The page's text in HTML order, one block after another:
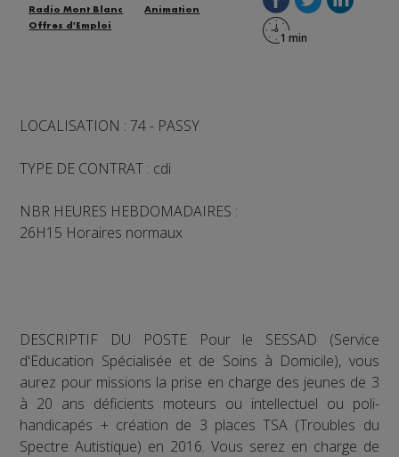
Radio Mont Blanc
Animation
Offres d'Emploi
LOCALISATION : 74 - PASSY
TYPE DE CONTRAT : cdi
NBR HEURES HEBDOMADAIRES :
26H15 Horaires normaux
DESCRIPTIF DU POSTE Pour le SESSAD (Service
d'Education Spécialisée et de Soins à Domicile), vous
aurez pour missions la prise en charge des jeunes de 3
à 20 ans déficients moteurs ou intellectuel ou poli-
handicapés + création de 3 places TSA (Troubles du
Spectre Autistique) en 2016. Vous serez en charge de